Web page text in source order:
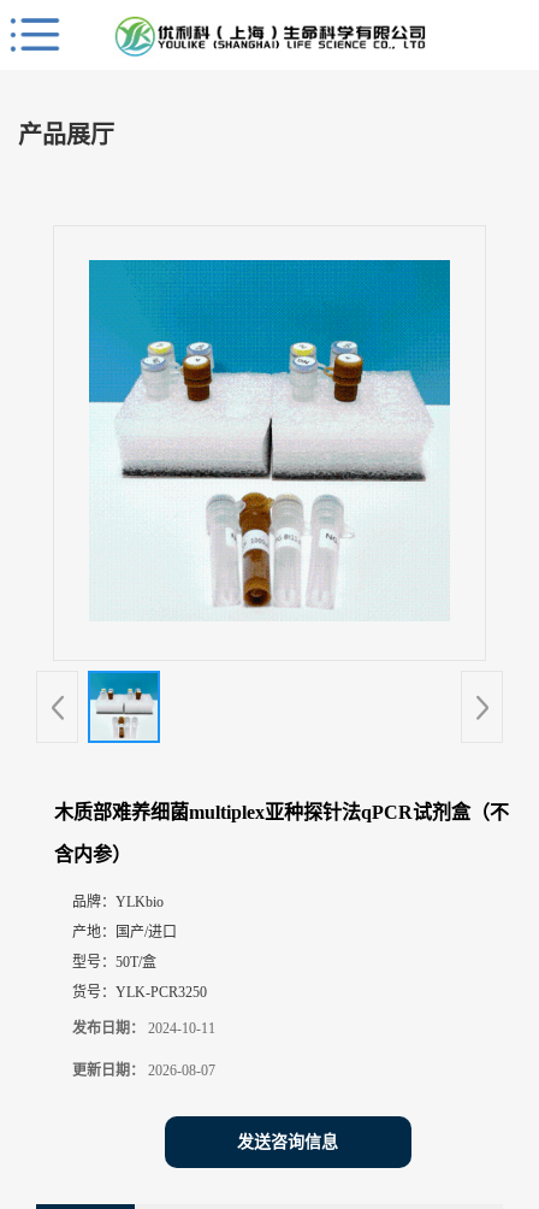
Close
首
产品展厅
木质部难养细菌multiplex亚种探针法qPCR试剂盒（不
含内参）
品牌： YLKbio
产地：
国产/进口
型号： 50T/盒
货号： YLK-PCR3250
发布日期： 2024-10-11
更新日期： 2026-08-07
发送咨询信息